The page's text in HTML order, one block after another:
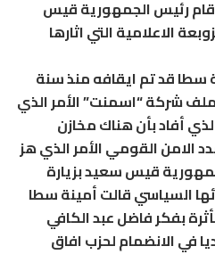
رئيس الجمهورية قيس
الاعلامية التي اثارها
سطا قد تم ايقافه منذ سنة
شركة “اسمنت” الأمر الذي
أفاد بأن هناك مخازن
الامن القومي الأمر الذي هز
قيس سعيد بزيارة
السياسي قالت أمينة سطا
بفكر فاضل عبد الكافي
في الانضمام لحزب افاق